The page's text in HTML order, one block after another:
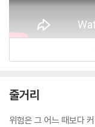
줄거리
위험은 그 어느 때보다